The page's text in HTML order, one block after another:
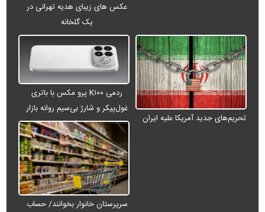
عکس های زیبای هدیه تهرانی در
یک گلخانه
تحریم‌های جدید آمریکا علیه ایران
ردمی K۱۰۰ پرو مکس با باتری
غول‌پیکر و شارژ بی‌سیم روانه بازار
می‌شود
سرپرستان خانوار بخوانند/ حساب